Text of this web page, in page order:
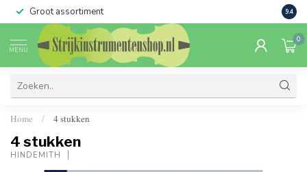
Groot assortiment 9.4
MENU
0
Home / 4 stukken
4 stukken
HINDEMITH